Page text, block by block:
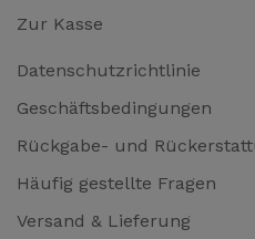
Zur Kasse
Datenschutzrichtlinie
Geschäftsbedingungen
Rückgabe- und
Häufig gestellte Fragen
Versand & Lieferung